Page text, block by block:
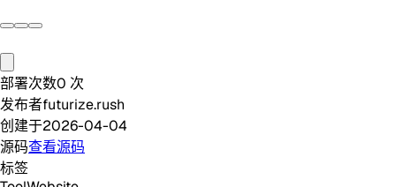
部署次数0 次
发布者futurize.rush
创建于2026-04-04
源码查看源码
标签